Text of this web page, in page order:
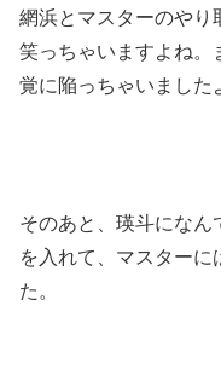
網浜とマスターのやり
笑っちゃいますよね。
覚に陥っちゃいました
そのあと、瑛斗になん
を入れて、マスターに
た。